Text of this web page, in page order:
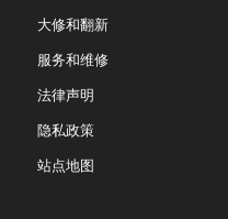
大修和翻新
服务和维修
法律声明
隐私政策
站点地图